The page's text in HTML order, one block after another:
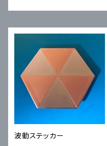
波動ステッカー